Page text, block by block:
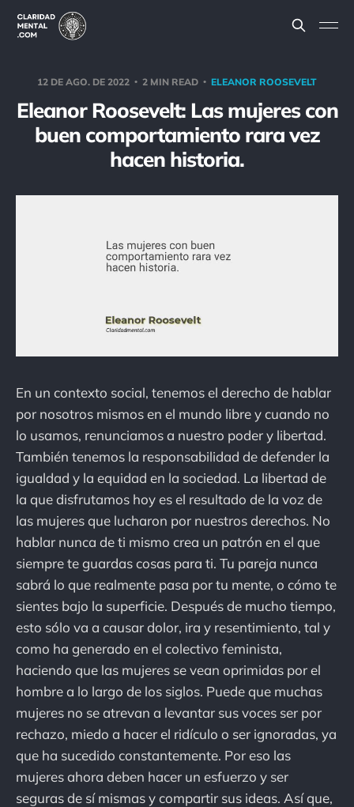
12 DE AGO. DE 2022 2 MIN READ ELEANOR ROOSEVELT
Eleanor Roosevelt: Las mujeres con
buen comportamiento rara vez
hacen historia.
En un contexto social, tenemos el derecho de hablar
por nosotros mismos en el mundo libre y cuando no
lo usamos, renunciamos a nuestro poder y libertad.
También tenemos la responsabilidad de defender la
igualdad y la equidad en la sociedad. La libertad de
la que disfrutamos hoy es el resultado de la voz de
las mujeres que lucharon por nuestros derechos. No
hablar nunca de ti mismo crea un patrón en el que
siempre te guardas cosas para ti. Tu pareja nunca
sabrá lo que realmente pasa por tu mente, o cómo te
sientes bajo la superficie. Después de mucho tiempo,
esto sólo va a causar dolor, ira y resentimiento, tal y
como ha generado en el colectivo feminista,
haciendo que las mujeres se vean oprimidas por el
hombre a lo largo de los siglos. Puede que muchas
mujeres no se atrevan a levantar sus voces ser por
rechazo, miedo a hacer el ridículo o ser ignoradas, ya
que ha sucedido constantemente. Por eso las
mujeres ahora deben hacer un esfuerzo y ser
seguras de sí mismas y compartir sus ideas. Así que,